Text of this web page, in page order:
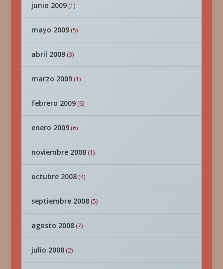
junio 2009(1)
mayo 2009(5)
abril 2009(3)
marzo 2009(1)
febrero 2009(6)
enero 2009(6)
noviembre 2008(1)
octubre 2008(4)
septiembre 2008(5)
agosto 2008(7)
julio 2008(2)